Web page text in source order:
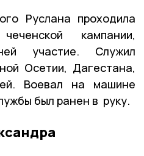
Руслана проходила
кампании,
участие. Служил
Осетии, Дагестана,
Воевал на машине
был ранен в руку.